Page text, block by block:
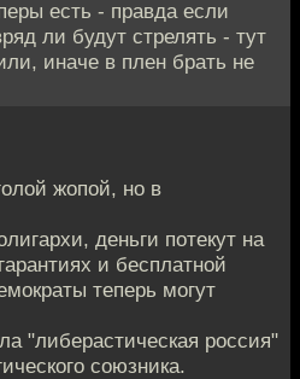
есть - правда если
ли будут стрелять - тут
иначе в плен брать не
жопой, но в
деньги потекут на
и бесплатной
теперь могут
"либерастическая россия"
союзника.